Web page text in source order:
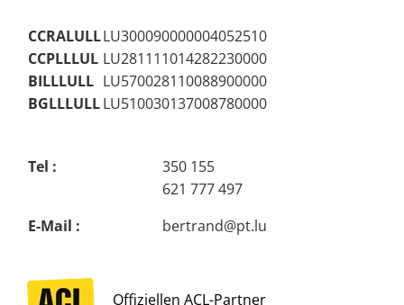
CCRALULLLU300090000004052510
CCPLLLUL LU281111014282230000
BILLLULL LU570028110088900000
BGLLLULLLU510030137008780000
Tel :
350 155
621 777 497
E-Mail :
bertrand@pt.lu